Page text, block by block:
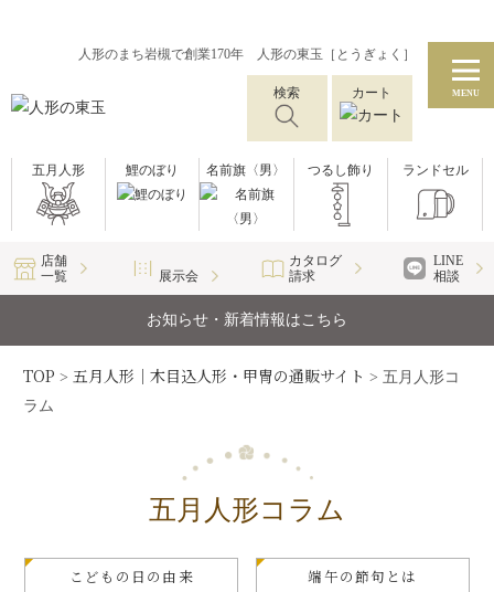
人形のまち岩槻で創業170年 人形の東玉［とうぎょく］
検索 カート MENU
五月人形 鯉のぼり 名前旗〈男〉 つるし飾り ランドセル
店舗
一覧
展示会
カタログ
請求
LINE
相談
お知らせ・新着情報はこちら
TOP > 五月人形｜木目込人形・甲冑の通販サイト > 五月人形コ
ラム
五月人形コラム
こどもの日の由来 端午の節句とは